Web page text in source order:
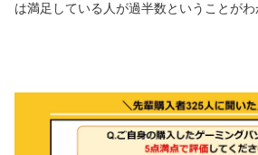
は満足している人が過半数ということがわ